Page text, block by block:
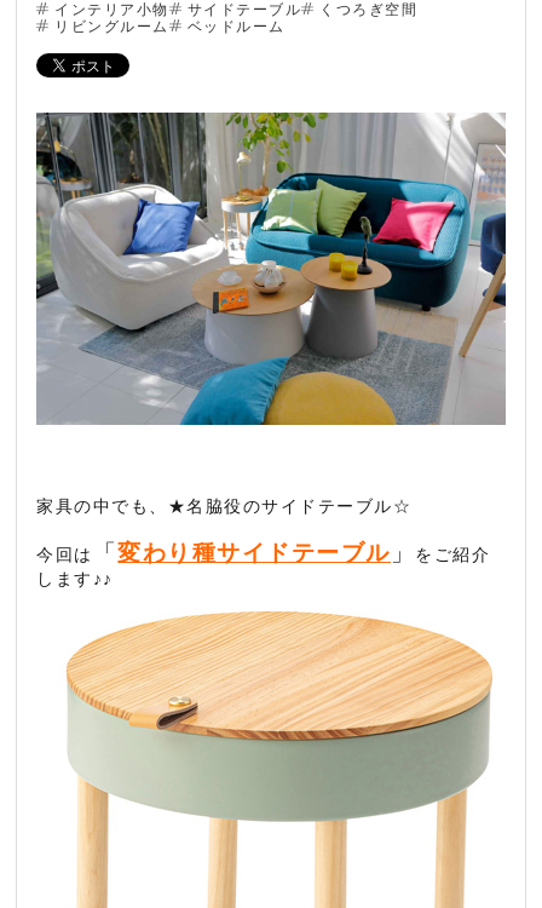
会社情報
採用情報
住まいのリフォー
ム
お問い合わせ
オンラインショッ
法人のお客様へ
インテリア小物 サイドテーブル
くつろぎ空間
リビングルーム
ベッドルーム
家具の中でも、★名脇役のサイドテーブル☆
今回は 「変わり種サイドテーブル 」
をご紹介
します♪♪